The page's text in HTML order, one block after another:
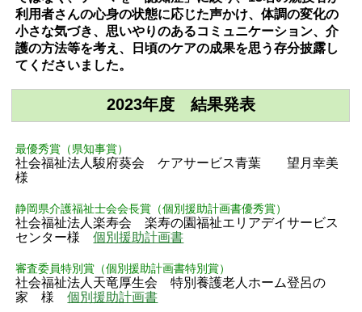
利用者さんの心身の状態に応じた声かけ、体調の変化の
小さな気づき、思いやりのあるコミュニケーション、介
護の方法等を考え、日頃のケアの成果を思う存分披露し
てくださいました。
2023年度 結果発表
最優秀賞（県知事賞）
社会福祉法人駿府葵会 ケアサービス青葉 望月幸美
様
静岡県介護福祉士会会長賞（個別援助計画書優秀賞）
社会福祉法人楽寿会 楽寿の園福祉エリアデイサービス
センター様個別援助計画書
審査委員特別賞（個別援助計画書特別賞）
社会福祉法人天竜厚生会 特別養護老人ホーム登呂の
家 様個別援助計画書